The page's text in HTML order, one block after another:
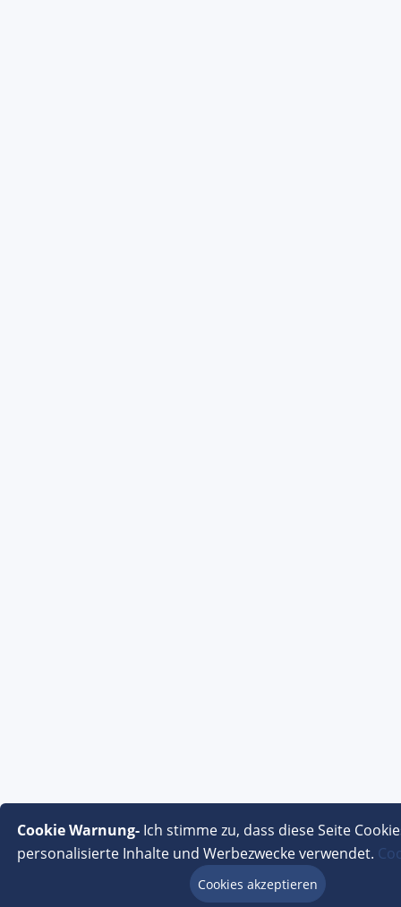
Cookie Warnung-Ich stimme zu, dass diese Seite
personalisierte Inhalte und Werbezwecke verwendet.
Cookies akzeptieren